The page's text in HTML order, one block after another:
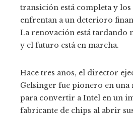
transición está completa y
enfrentan a un deterioro
La renovación está tardando
y el futuro está en marcha.
Hace tres años, el director
Gelsinger fue pionero en una
para convertir a Intel en un
fabricante de chips al abrir